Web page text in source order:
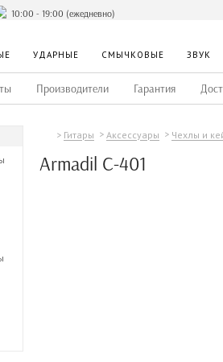
10:00 - 19:00 (ежедневно)
УДАРНЫЕ СМЫЧКОВЫЕ ЗВУК
Производители Гарантия
Гитары Аксессуары Чехлы и
Armadil C-401